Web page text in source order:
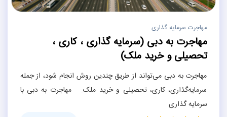
مهاجرت سرمایه گذاری
مهاجرت به دبی (سرمایه گذاری ، کاری ،
تحصیلی و خرید ملک)
مهاجرت به دبی می‌تواند از طریق چندین روش انجام شود، از جمله
سرمایه‌گذاری، کاری، تحصیلی و خرید ملک. مهاجرت به دبی با
سرمایه گذاری